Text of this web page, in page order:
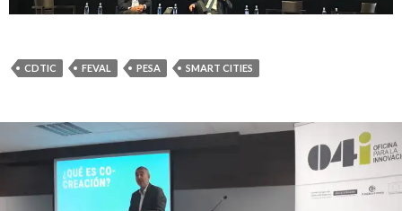
CDTIC FEVAL PESA SMART CITIES